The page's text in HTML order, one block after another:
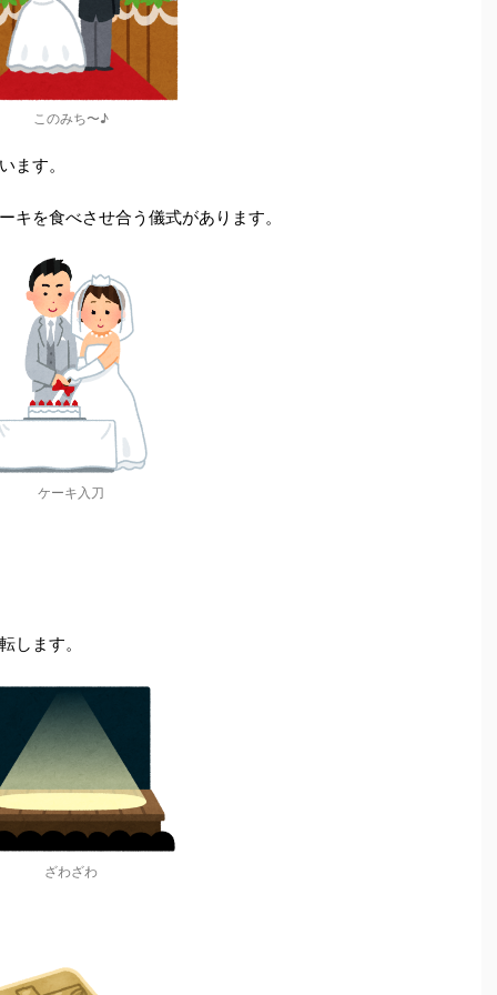
このみち〜♪
ます。
キを食べさせ合う儀式があります。
ケーキ入刀
します。
ざわざわ